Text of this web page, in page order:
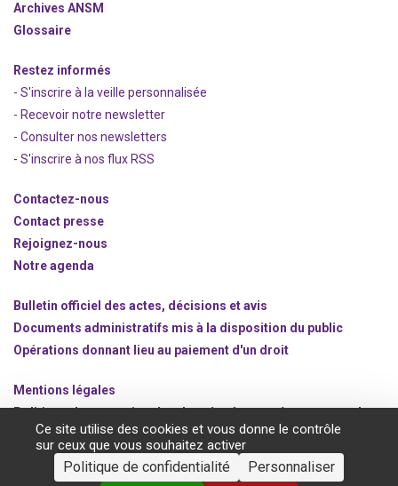
Archives ANSM
Glossaire
Restez informés
- S'inscrire à la veille personnalisée
- Recevoir notre newsletter
- Consulter nos newsletters
- S'inscrire à nos flux RSS
Contactez-nous
Contact presse
Rejoignez-nous
Notre agenda
Bulletin officiel des actes, décisions et avis
Documents administratifs mis à la disposition du public
Opérations donnant lieu au paiement d'un droit
Mentions légales
Politique de protection des données à caractère personnel
Gestion des cookies
Ce site utilise des cookies et vous donne le contrôle
sur ceux que vous souhaitez activer
Personnaliser
Politique de confidentialité